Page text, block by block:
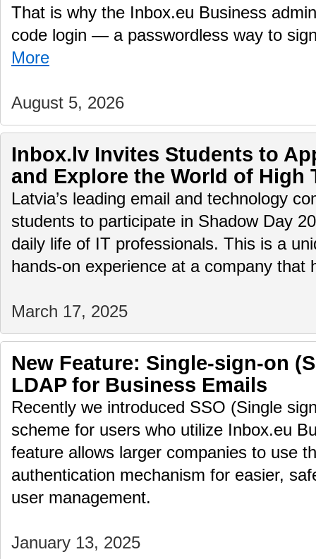
That is why the Inbox.eu Business
code login — a passwordless way to
More
August 5, 2026
Inbox.lv Invites Students to
and Explore the World of High
Latvia’s leading email and technology
students to participate in Shadow Day
daily life of IT professionals. This is a
hands-on experience at a company
March 17, 2025
New Feature: Single-sign-on
LDAP for Business Emails
Recently we introduced SSO (Single
scheme for users who utilize Inbox.eu
feature allows larger companies to use
authentication mechanism for easier,
user management.
January 13, 2025